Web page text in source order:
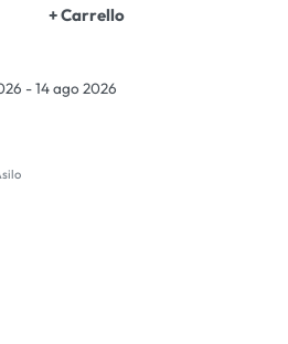
+ Carrello
- 14 ago 2026